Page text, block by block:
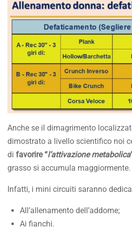
Anche se il dimagrimento
dimostrato a livello scientifico noi
di favorire “l’attivazione metabolica
grasso si accumula maggiormente.
Infatti, i mini circuiti saranno
All’allenamento dell’addome;
Ai fianchi.